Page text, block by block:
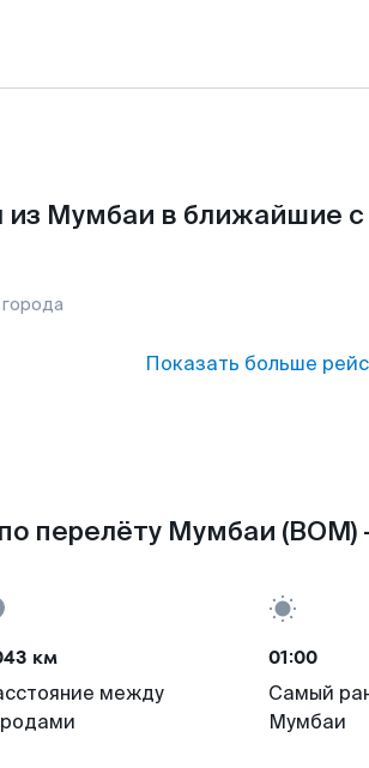
Мумбаи в ближайшие с
Показать больше
перелёту Мумбаи (BOM)
км
между
01:00
Самый
Мумбаи